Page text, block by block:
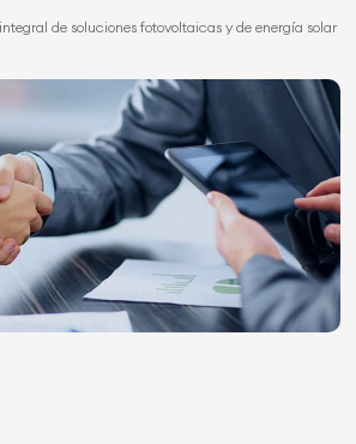
de soluciones fotovoltaicas y de energía solar